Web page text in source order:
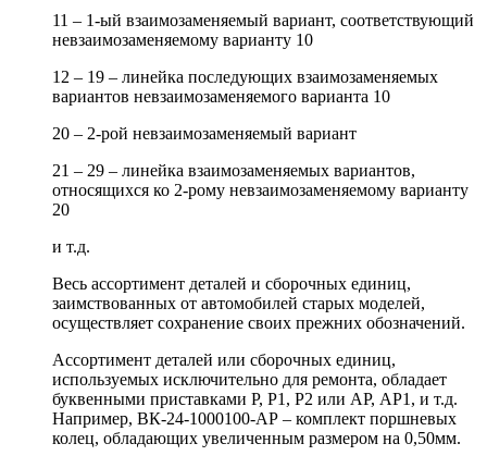
11 – 1-ый взаимозаменяемый вариант, соответствующий
невзаимозаменяемому варианту 10
12 – 19 – линейка последующих взаимозаменяемых
вариантов невзаимозаменяемого варианта 10
20 – 2-рой невзаимозаменяемый вариант
21 – 29 – линейка взаимозаменяемых вариантов,
относящихся ко 2-рому невзаимозаменяемому варианту
20
и т.д.
Весь ассортимент деталей и сборочных единиц,
заимствованных от автомобилей старых моделей,
осуществляет сохранение своих прежних обозначений.
Ассортимент деталей или сборочных единиц,
используемых исключительно для ремонта, обладает
буквенными приставками Р, Р1, Р2 или АР, АР1, и т.д.
Например, ВК-24-1000100-АР – комплект поршневых
колец, обладающих увеличенным размером на 0,50мм.